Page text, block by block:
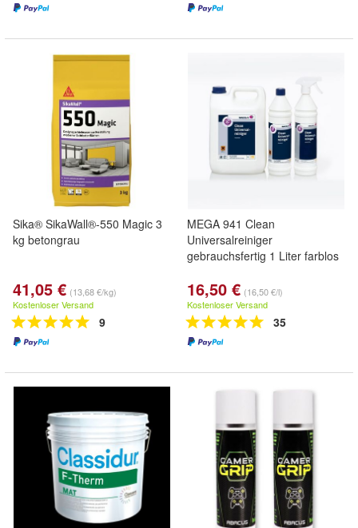
Sika® SikaWall®-550 Magic 3
kg betongrau
41,05 € (13,68 €/kg)
Kostenloser Versand
9
MEGA 941 Clean
Universalreiniger
gebrauchsfertig 1 Liter farblos
16,50 € (16,50 €/l)
Kostenloser Versand
35